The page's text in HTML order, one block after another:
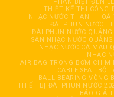
PHÂN BIỆT ĐÈN
THIẾT KẾ THI CÔNG
NHẠC NƯỚC THANH
ĐÀI PHUN NƯỚC
ĐÀI PHUN NƯỚC
SÀN NHẠC NƯỚC
NHẠC NƯỚC CÀ MAU
NHẠC
AIR BAG TRONG BƠM
CABLE SEAL BỘ
BALL BEARING VÒNG
THIẾT BỊ ĐÀI PHUN NƯỚC
BÁO GIÁ